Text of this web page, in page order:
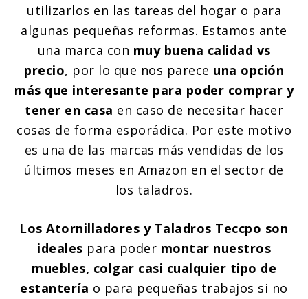
utilizarlos en las tareas del hogar o para
algunas pequeñas reformas. Estamos ante
una marca con muy buena calidad vs
precio, por lo que nos parece una opción
más que interesante para poder comprar y
tener en casa en caso de necesitar hacer
cosas de forma esporádica. Por este motivo
es una de las marcas más vendidas de los
últimos meses en Amazon en el sector de
los taladros.
Los Atornilladores y Taladros Teccpo son
ideales para poder montar nuestros
muebles, colgar casi cualquier tipo de
estantería o para pequeñas trabajos si no